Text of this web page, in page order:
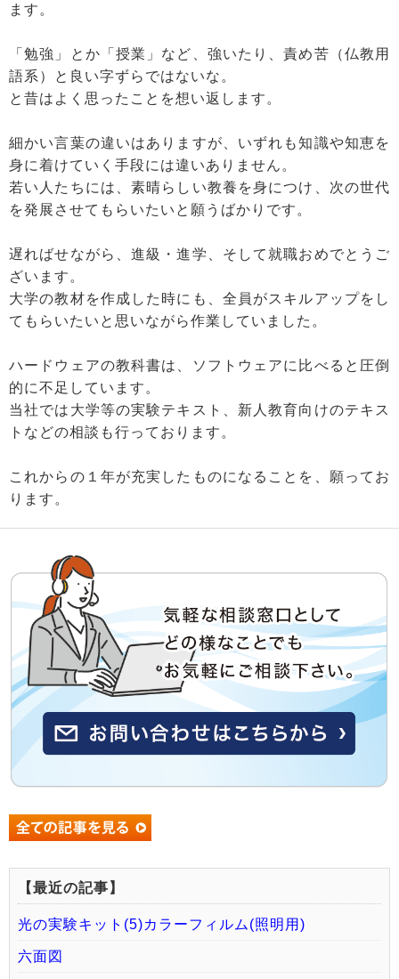
ます。
「勉強」とか「授業」など、強いたり、責め苦（仏教用
語系）と良い字ずらではないな。
と昔はよく思ったことを想い返します。
細かい言葉の違いはありますが、いずれも知識や知恵を
身に着けていく手段には違いありません。
若い人たちには、素晴らしい教養を身につけ、次の世代
を発展させてもらいたいと願うばかりです。
遅ればせながら、進級・進学、そして就職おめでとうご
ざいます。
大学の教材を作成した時にも、全員がスキルアップをし
てもらいたいと思いながら作業していました。
ハードウェアの教科書は、ソフトウェアに比べると圧倒
的に不足しています。
当社では大学等の実験テキスト、新人教育向けのテキス
トなどの相談も行っております。
これからの１年が充実したものになることを、願ってお
ります。
【最近の記事】
光の実験キット(5)カラーフィルム(照明用)
六面図